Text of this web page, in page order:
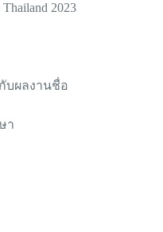
2023
บผลงานชื่อ
า